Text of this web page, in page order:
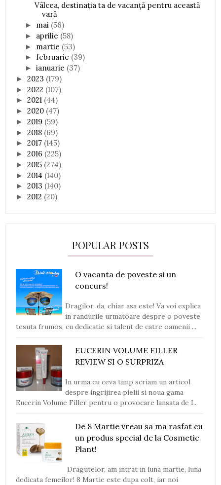
Vâlcea, destinația ta de vacanță pentru această
vară
► mai (56)
► aprilie (58)
► martie (53)
►februarie (39)
►ianuarie (37)
►2023 (179)
►2022 (107)
►2021 (44)
►2020 (47)
►2019 (59)
►2018 (69)
►2017 (145)
►2016 (225)
►2015 (274)
►2014 (140)
►2013 (140)
►2012 (20)
POPULAR POSTS
O vacanta de poveste si un
concurs!
Dragilor, da, chiar asa este! Va voi explica
in randurile urmatoare despre o poveste
tesuta frumos, cu dedicatie si talent de catre oamenii ...
EUCERIN VOLUME FILLER
REVIEW SI O SURPRIZA
In urma cu ceva timp scriam un articol
despre ingrijirea pielii si noua gama
Eucerin Volume Filler pentru o provocare lansata de I...
De 8 Martie vreau sa ma rasfat cu
un produs special de la Cosmetic
Plant!
Dragutelor, am intrat in luna martie, luna
dedicata femeilor! 8 Martie este dupa colt, iar noi